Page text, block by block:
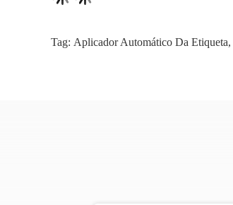
Tag: Aplicador Automático Da Etiqueta,